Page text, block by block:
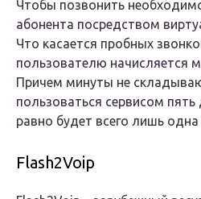
Чтобы позвонить
абонента посредством
Что касается пробных
пользователю начисляется
Причем минуты не
пользоваться сервисом пять
равно будет всего лишь
Flash2Voip